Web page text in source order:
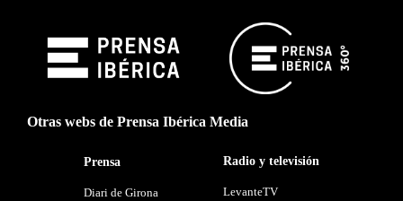
Otras webs de Prensa Ibérica Media
Prensa
Diari de Girona
Radio y televisión
LevanteTV